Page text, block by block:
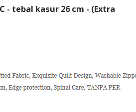
- tebal kasur 26 cm - (Extra